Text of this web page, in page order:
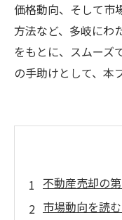
価格動向、そして市
方法など、多岐にわ
をもとに、スムーズ
の手助けとして、本
不動産売却の
市場動向を読